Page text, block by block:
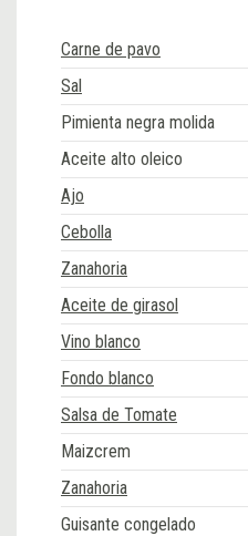
Carne de pavo
Sal
Pimienta negra molida
Aceite alto oleico
Ajo
Cebolla
Zanahoria
Aceite de girasol
Vino blanco
Fondo blanco
Salsa de Tomate
Maizcrem
Zanahoria
Guisante congelado